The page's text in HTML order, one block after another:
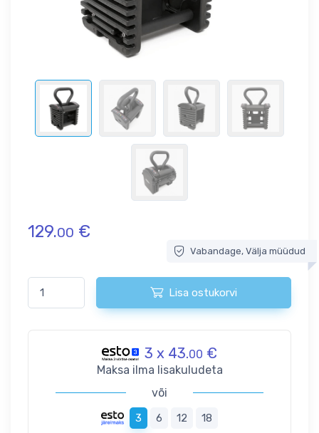
129.00 €
Vabandage, Välja müüdud
Lisa ostukorvi
3 x 43.00 €
Maksa ilma lisakuludeta
või
3 6 12 18